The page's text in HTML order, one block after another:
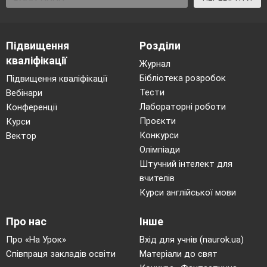
Віталій та Володимир Клички та ін.
Темпи поширення ВІЛ-інфекції в Україні стрімкі.
Україна посідає І місце за темпами поширення ВІЛ
серед молоді.
6. ЗАКРІПЛЕННЯ ВИВЧЕНОГО
МАТЕРІАЛУ Виконання
вправи «Знайомство»
Чи
обговорювали
проблему ВІЛ/
СНІДу в
Підвищення
кваліфікації
Підвищення кваліфікації
Вебінари
Конференції
Курси
Вектор
Розділи
Журнал
Бібліотека розробок
Тести
Лабораторні роботи
Проєкти
Конкурси
Олімпіади
Штучний інтелект для
вчителів
Курси англійської мови
Про нас
Про «На Урок»
Співпраця закладів освіти
Інше
Вхід для учнів (naurok.ua)
Матеріали до свят